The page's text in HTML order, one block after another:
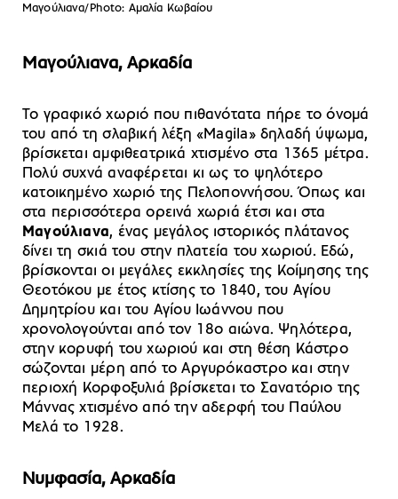
Μαγούλιανα/Photo: Αμαλία Κωβαίου
Μαγούλιανα, Αρκαδία
Το γραφικό χωριό που πιθανότατα πήρε το όνομά
του από τη σλαβική λέξη «Magila» δηλαδή ύψωμα,
βρίσκεται αμφιθεατρικά χτισμένο στα 1365 μέτρα.
Πολύ συχνά αναφέρεται κι ως το ψηλότερο
κατοικημένο χωριό της Πελοποννήσου. Όπως και
στα περισσότερα ορεινά χωριά έτσι και στα
Μαγούλιανα, ένας μεγάλος ιστορικός πλάτανος
δίνει τη σκιά του στην πλατεία του χωριού. Εδώ,
βρίσκονται οι μεγάλες εκκλησίες της Κοίμησης της
Θεοτόκου με έτος κτίσης το 1840, του Αγίου
Δημητρίου και του Αγίου Ιωάννου που
χρονολογούνται από τον 18ο αιώνα. Ψηλότερα,
στην κορυφή του χωριού και στη θέση Κάστρο
σώζονται μέρη από το Αργυρόκαστρο και στην
περιοχή Κορφοξυλιά βρίσκεται το Σανατόριο της
Μάννας χτισμένο από την αδερφή του Παύλου
Μελά το 1928.
Νυμφασία, Αρκαδία